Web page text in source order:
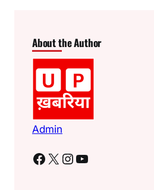
About the Author
Admin
Facebook X Instagram YouTube